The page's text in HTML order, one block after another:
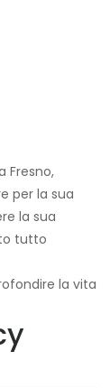
Fresno,
per la sua
la sua
tutto
la vita